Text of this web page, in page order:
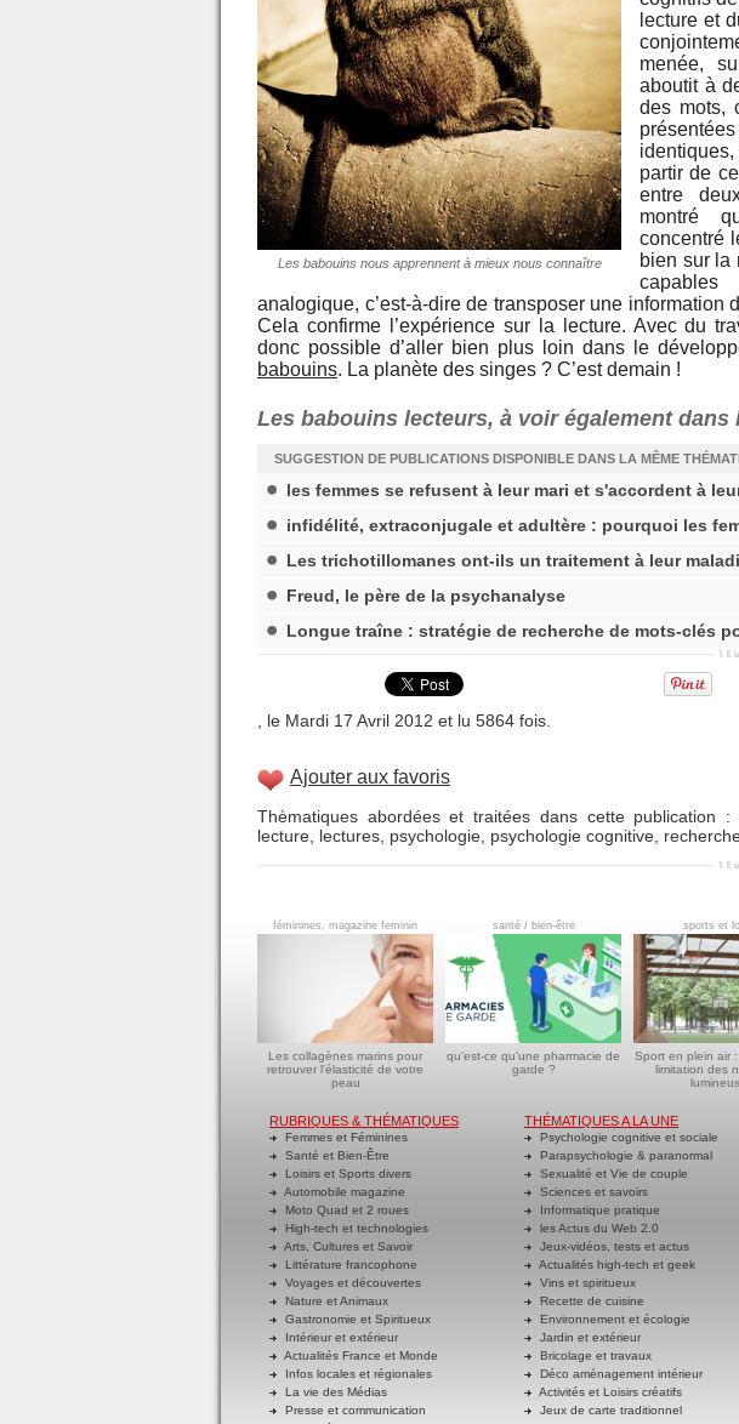
Les babouins nous apprennent à mieux nous connaître
lecture et
menée,
aboutit à
des mots,
partir de
entre
montré
concentré
bien sur la
analogique, c’est-à-dire de transposer une information
Cela confirme l’expérience sur la lecture. Avec du
donc possible d’aller bien plus loin dans le
babouins. La planète des singes ? C’est demain !
Les babouins lecteurs, à voir également dans
SUGGESTION DE PUBLICATIONS DISPONIBLE DANS LA MÊME
les femmes se refusent à leur mari et s'accordent à
infidélité, extraconjugale et adultère : pourquoi les
Les trichotillomanes ont-ils un traitement à leur
Freud, le père de la psychanalyse
Longue traîne : stratégie de recherche de mots-clés
, le Mardi 17 Avril 2012 et lu 5864 fois.
Ajouter aux favoris
Thèmatiques abordées et traitées dans cette publication :
lecture lectures psychologie psychologie cognitive
féminines, magazine feminin
Les collagènes marins pour
retrouver l'élasticité de votre
peau
santé / bien-être
qu'est-ce qu'une pharmacie de
garde ?
sports et
Sport en plein air
limitation des
RUBRIQUES & THÉMATIQUES
Femmes et Féminines
Santé et Bien-Être
Loisirs et Sports divers
Automobile magazine
Moto Quad et 2 roues
High-tech et technologies
Arts, Cultures et Savoir
Littérature francophone
Voyages et découvertes
Nature et Animaux
Gastronomie et Spiritueux
Intérieur et extérieur
Actualités France et Monde
Infos locales et régionales
La vie des Médias
Presse et communication
THÉMATIQUES A LA UNE
Psychologie cognitive et sociale
Parapsychologie & paranormal
Sexualité et Vie de couple
Sciences et savoirs
Informatique pratique
les Actus du Web 2.0
Jeux-vidéos, tests et actus
Actualités high-tech et geek
Vins et spiritueux
Recette de cuisine
Environnement et écologie
Jardin et extérieur
Bricolage et travaux
Déco aménagement intérieur
Activités et Loisirs créatifs
Jeux de carte traditionnel